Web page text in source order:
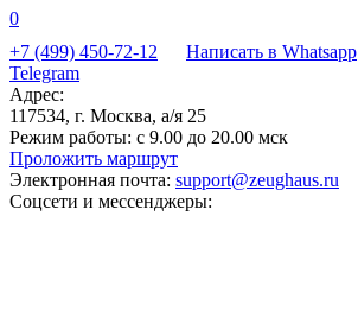
0
+7 (499) 450-72-12
Написать в Whatsapp
Telegram
Адрес:
117534, г. Москва, а/я 25
Режим работы: с 9.00 до 20.00 мск
Проложить маршрут
Электронная почта: support@zeughaus.ru
Соцсети и мессенджеры: